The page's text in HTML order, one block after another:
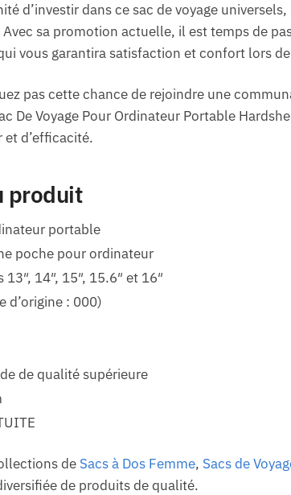
d’investir dans ce sac de voyage
sa promotion actuelle, il est temps de
vous garantira satisfaction et confort lors
pas cette chance de rejoindre une
De Voyage Pour Ordinateur Portable
et d’efficacité.
produit
portable
poche pour ordinateur
14″, 15″, 15.6″ et 16″
d’origine : 000)
de qualité supérieure
de Sacs à Dos Femme, Sacs de
de produits de qualité.